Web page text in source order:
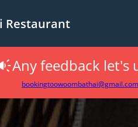
Restaurant
Any feedback let's
bookingtoowoombathai@gmail.com